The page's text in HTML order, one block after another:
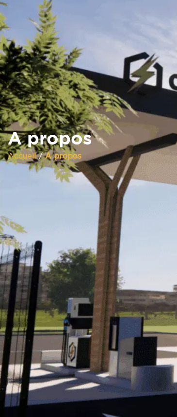
A propos
Accueil/A propos